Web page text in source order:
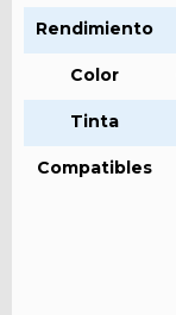
Rendimiento
Color
Tinta
Compatibles